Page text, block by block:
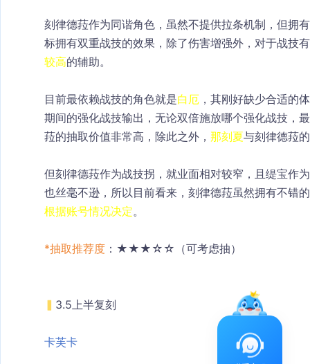
刻律德菈作为同谐角色，虽然不提供拉条机制，但拥
标拥有双重战技的效果，除了伤害增强外，对于战技
较高的辅助。
目前最依赖战技的角色就是白厄 ，其刚好缺少合适的
期间的强化战技输出，无论双倍施放哪个强化战技，
菈的抽取价值非常高，除此之外， 那刻夏与刻律德菈
但刻律德菈作为战技拐，就业面相对较窄，且缇宝作
也丝毫不逊，所以目前看来，刻律德菈虽然拥有不错
根据账号情况决定。
*抽取推荐度 ：★★★☆☆（可考虑抽）
▍ 3.5上半复刻
卡芙卡